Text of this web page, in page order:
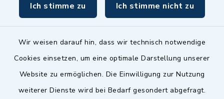
Ich stimme zu Ich stimme nicht zu
Wir weisen darauf hin, dass wir technisch notwendige
Cookies einsetzen, um eine optimale Darstellung unserer
Website zu ermöglichen. Die Einwilligung zur Nutzung
weiterer Dienste wird bei Bedarf gesondert abgefragt.
inixmedia GmbH